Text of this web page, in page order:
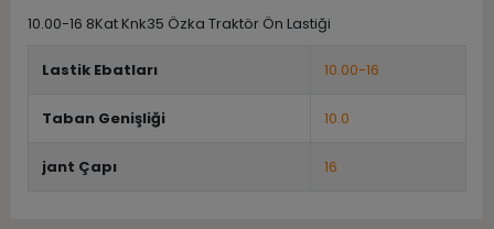
10.00-16 8Kat Knk35 Özka Traktör Ön Lastiği
Lastik Ebatları 10.00-16
Taban Genişliği 10.0
jant Çapı 16